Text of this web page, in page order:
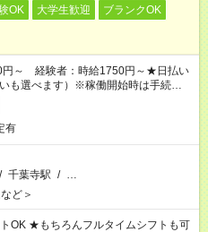
OK 大学生歓迎
ブランクOK
円～ 経験者：時給1750円～★日払い
も選べます）※稼働開始時は手続き完
す。
有
/ 千葉寺駅 / …
ど＞
フトも可